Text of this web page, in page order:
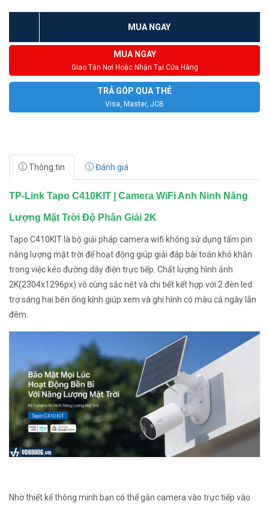
MUA NGAY
MUA NGAY
Giao Tận Nơi Hoặc Nhận Tại Cửa Hàng
TRẢ GÓP QUA THẺ
Visa, Master, JCB
Thông tin Đánh giá
TP-Link Tapo C410KIT | Camera WiFi Anh Ninh Năng
Lượng Mặt Trời Độ Phân Giải 2K
Tapo C410KIT là bộ giải pháp camera wifi không sử dụng tấm pin
năng lượng mặt trời để hoạt động giúp giải đáp bài toán khó khăn
trong việc kéo đường dây điện trực tiếp. Chất lượng hình ảnh
2K(2304x1296px) vô cùng sắc nét và chi tiết kết hợp với 2 đèn led
trợ sáng hai bên ống kính giúp xem và ghi hình có màu cả ngày lẫn
đêm.
Nhờ thiết kế thông minh bạn có thể gắn camera vào trực tiếp vào